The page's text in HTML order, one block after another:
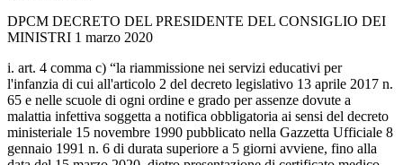
DPCM DECRETO DEL PRESIDENTE DEL CONSIGLIO DEI
MINISTRI 1 marzo 2020
i. art. 4 comma c) “la riammissione nei servizi educativi per
l'infanzia di cui all'articolo 2 del decreto legislativo 13 aprile 2017 n.
65 e nelle scuole di ogni ordine e grado per assenze dovute a
malattia infettiva soggetta a notifica obbligatoria ai sensi del decreto
ministeriale 15 novembre 1990 pubblicato nella Gazzetta Ufficiale 8
gennaio 1991 n. 6 di durata superiore a 5 giorni avviene, fino alla